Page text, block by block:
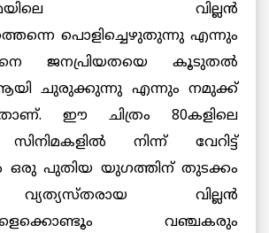
വില്ലന്‍
പൊളിച്ചെഴുതുന്നു എന്നും
ജനപ്രിയതയെ കൂടുതല്‍
ചുരുക്കുന്നു എന്നും നമുക്ക്
ഈ ചിത്രം 80കളിലെ
സിനിമകളില്‍ നിന്ന് വേറിട്ട്
ഒരു പുതിയ യുഗത്തിന് തുടക്കം
വില്ലന്‍
വഞ്ചകരും